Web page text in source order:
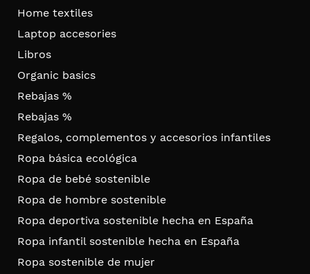
Home textiles
Laptop accesories
Libros
Organic basics
Rebajas %
Rebajas %
Regalos, complementos y accesorios infantiles
Ropa básica ecológica
Ropa de bebé sostenible
Ropa de hombre sostenible
Ropa deportiva sostenible hecha en España
Ropa infantil sostenible hecha en España
Ropa sostenible de mujer